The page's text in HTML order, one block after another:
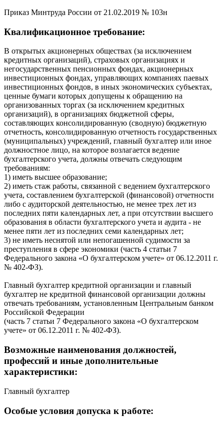
Приказ Минтруда России от 21.02.2019 № 103н
Квалификационное требование:
В открытых акционерных обществах (за исключением
кредитных организаций), страховых организациях и
негосударственных пенсионных фондах, акционерных
инвестиционных фондах, управляющих компаниях паевых
инвестиционных фондов, в иных экономических субъектах,
ценные бумаги которых допущены к обращению на
организованных торгах (за исключением кредитных
организаций), в организациях бюджетной сферы,
составляющих консолидированную (сводную) бюджетную
отчетность, консолидированную отчетность государственных
(муниципальных) учреждений, главный бухгалтер или иное
должностное лицо, на которое возлагается ведение
бухгалтерского учета, должны отвечать следующим
требованиям:
1) иметь высшее образование;
2) иметь стаж работы, связанной с ведением бухгалтерского
учета, составлением бухгалтерской (финансовой) отчетности
либо с аудиторской деятельностью, не менее трех лет из
последних пяти календарных лет, а при отсутствии высшего
образования в области бухгалтерского учета и аудита - не
менее пяти лет из последних семи календарных лет;
3) не иметь неснятой или непогашенной судимости за
преступления в сфере экономики (часть 4 статьи 7
Федерального закона «О бухгалтерском учете» от 06.12.2011 г.
№ 402-ФЗ).
Главный бухгалтер кредитной организации и главный
бухгалтер не кредитной финансовой организации должны
отвечать требованиям, установленным Центральным банком
Российской Федерации
(часть 7 статьи 7 Федерального закона «О бухгалтерском
учете» от 06.12.2011 г. № 402-ФЗ).
Возможные наименования должностей,
профессий и иные дополнительные
характеристики:
Главный бухгалтер
Особые условия допуска к работе: